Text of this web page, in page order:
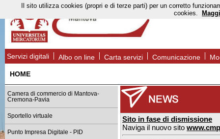
Servizi digitali Albo on line Carta servizi Comunicazione
HOME
Camera di commercio di Mantova-
Cremona-Pavia
Sportello virtuale
Punto Impresa Digitale - PID
Sito in fase di dismissione
Naviga il nuovo sito
Il sito utilizza cookies (propri e di terze parti) per un corretto
cookies.